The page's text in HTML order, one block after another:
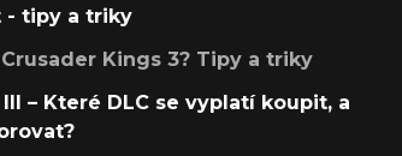
- tipy a triky
Kings 3? Tipy a triky
– Které DLC se vyplatí koupit, a